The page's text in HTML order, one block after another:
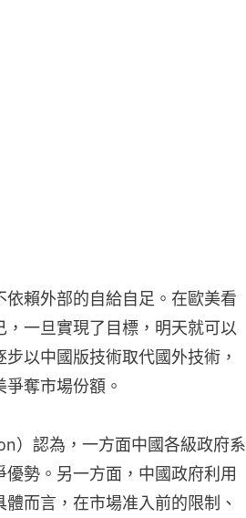
賴外部的自給自足。在歐美看
一旦實現了目標，明天就可以
以中國版技術取代國外技術，
奪市場份額。
）認為，一方面中國各級政府系
勢。另一方面，中國政府利用
而言，在市場准入前的限制、